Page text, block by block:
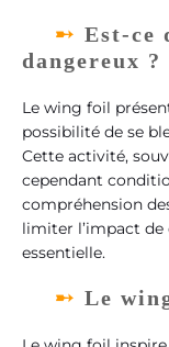
Est-ce
dangereux ?
Le wing foil
possibilité de se
Cette activité,
cependant
compréhension
limiter l’impact de
essentielle.
Le